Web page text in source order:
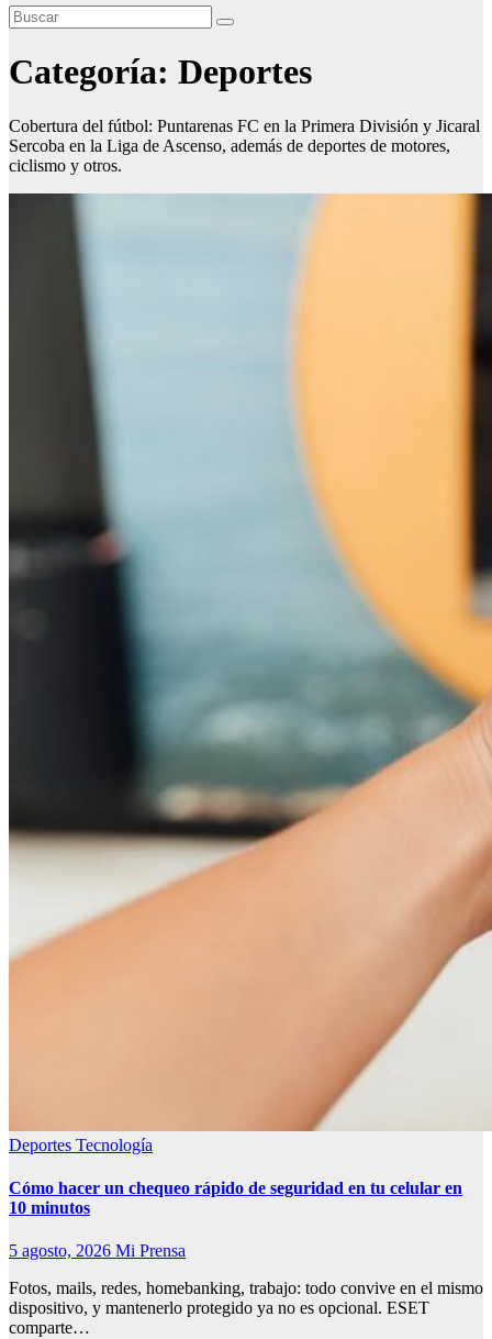
Categoría: Deportes
Cobertura del fútbol: Puntarenas FC en la Primera División y Jicaral
Sercoba en la Liga de Ascenso, además de deportes de motores,
ciclismo y otros.
Deportes Tecnología
Cómo hacer un chequeo rápido de seguridad en tu celular en
10 minutos
5 agosto, 2026 Mi Prensa
Fotos, mails, redes, homebanking, trabajo: todo convive en el mismo
dispositivo, y mantenerlo protegido ya no es opcional. ESET
comparte…